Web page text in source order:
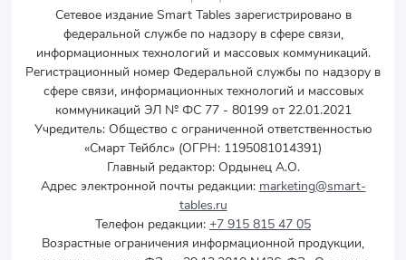
Сетевое издание Smart Tables зарегистрировано в
федеральной службе по надзору в сфере связи,
информационных технологий и массовых коммуникаций.
Регистрационный номер Федеральной службы по надзору в
сфере связи, информационных технологий и массовых
коммуникаций ЭЛ № ФС 77 - 80199 от 22.01.2021
Учредитель: Общество с ограниченной ответственностью
«Смарт Тейблс» (ОГРН: 1195081014391)
Главный редактор: Ордынец А.О.
Адрес электронной почты редакции: marketing@smart-
tables.ru
Телефон редакции: +7 915 815 47 05
Возрастные ограничения информационной продукции,